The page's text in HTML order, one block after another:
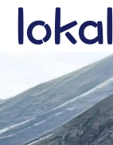
Skip to main